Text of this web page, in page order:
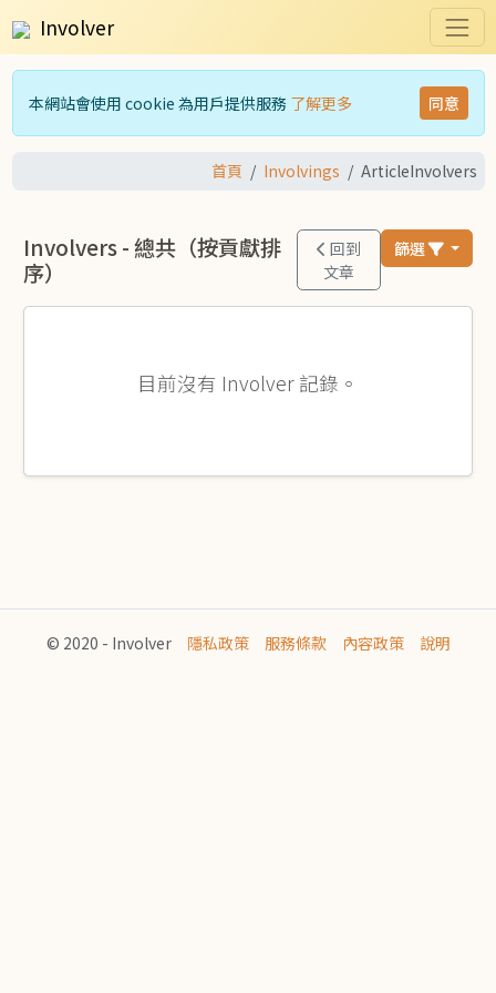
Involver
本網站會使用 cookie 為用戶提供服務 了解更多 同意
首頁 Involvings ArticleInvolvers
Involvers - 總共（按貢獻排
序）
回到
文章
篩選
目前沒有 Involver 記錄。
© 2020 - Involver 隱私政策 服務條款 內容政策 說明